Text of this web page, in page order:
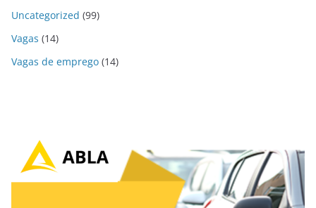
Uncategorized (99)
Vagas (14)
Vagas de emprego (14)